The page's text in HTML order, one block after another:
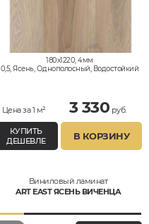
180x1220, 4мм
0,5, Ясень, Однополосный, Водостойкий
Цена за 1 м² 3 330 руб.
КУПИТЬ
ДЕШЕВЛЕ
В КОРЗИНУ
Виниловый ламинат
ART EAST ЯСЕНЬ ВИЧЕНЦА